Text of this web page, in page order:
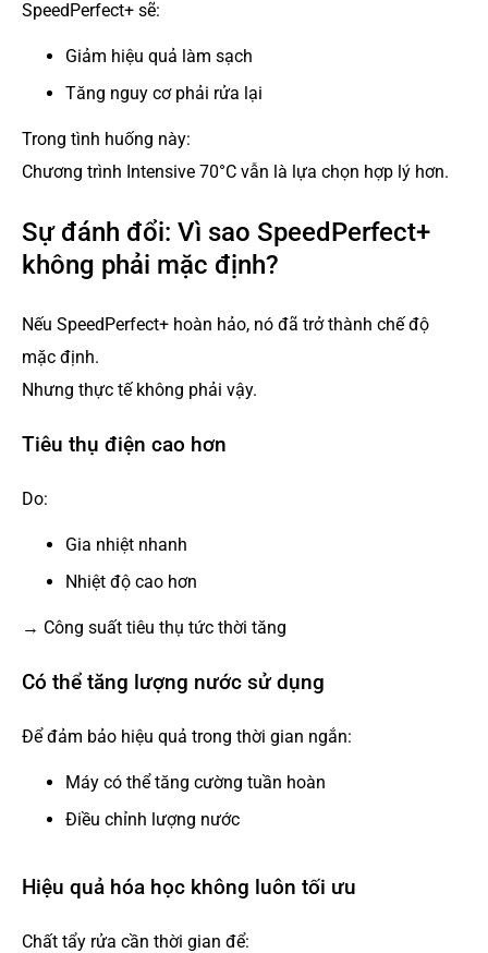
SpeedPerfect+ sẽ:
Giảm hiệu quả làm sạch
Tăng nguy cơ phải rửa lại
Trong tình huống này:
Chương trình Intensive 70°C vẫn là lựa chọn hợp lý hơn.
Sự đánh đổi: Vì sao SpeedPerfect+
không phải mặc định?
Nếu SpeedPerfect+ hoàn hảo, nó đã trở thành chế độ
mặc định.
Nhưng thực tế không phải vậy.
Tiêu thụ điện cao hơn
Do:
Gia nhiệt nhanh
Nhiệt độ cao hơn
→ Công suất tiêu thụ tức thời tăng
Có thể tăng lượng nước sử dụng
Để đảm bảo hiệu quả trong thời gian ngắn:
Máy có thể tăng cường tuần hoàn
Điều chỉnh lượng nước
Hiệu quả hóa học không luôn tối ưu
Chất tẩy rửa cần thời gian để: